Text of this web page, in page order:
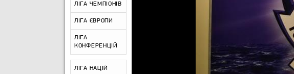
ЛІГА ЧЕМПІОНІВ
ЛІГА ЄВРОПИ
ЛІГА
КОНФЕРЕНЦІЙ
ЛІГА НАЦІЙ